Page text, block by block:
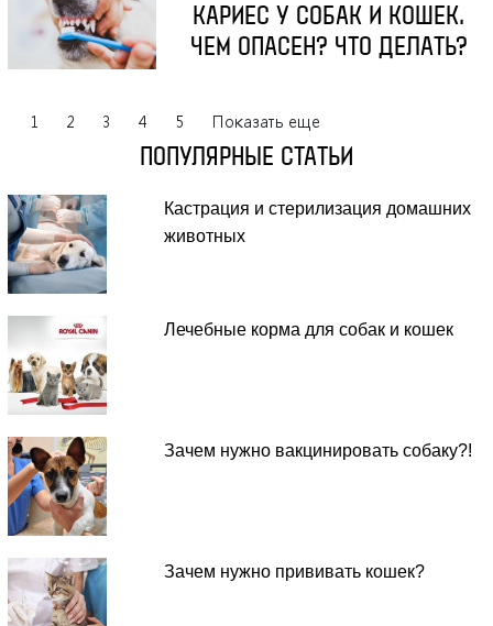
КАРИЕС У СОБАК И КОШЕК.
ЧЕМ ОПАСЕН? ЧТО ДЕЛАТЬ?
1 2 3 4 5 Показать еще
ПОПУЛЯРНЫЕ СТАТЬИ
Кастрация и стерилизация домашних
животных
Лечебные корма для собак и кошек
Зачем нужно вакцинировать собаку?!
Зачем нужно прививать кошек?